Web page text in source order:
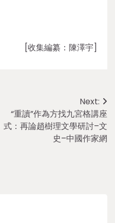
[收集編纂：陳澤宇]
Next:
“重讀”作為方找九宮格講座
式：再論趙樹理文學研討–文
史–中國作家網